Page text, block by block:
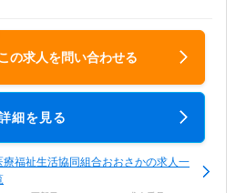
の求人を問い合わせる
細を見る
療福祉生活協同組合おおさかの求人一